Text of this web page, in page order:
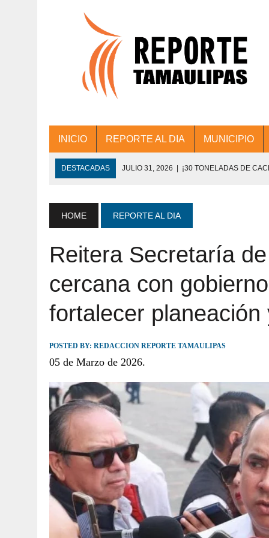
INICIO REPORTE AL DIA MUNICIPIO
DESTACADAS JULIO 31, 2026 | ¡30 TONELADAS DE
JULIO 30, 2026 | 💧🚰 ¡AGUA PARA LA COMUNIDAD!
JULIO 30, 2026 ¡TRABAJO EN EQUIPO Y RESULTADOS!
JULIO 30, 2026 TAMAULIPAS TE INVITA A DESCUBRIR EL
HOME REPORTE AL DIA
Reitera Secretaría
cercana con
fortalecer planeación
POSTED BY: REDACCION REPORTE TAMAULIPAS
05 de Marzo de 2026.